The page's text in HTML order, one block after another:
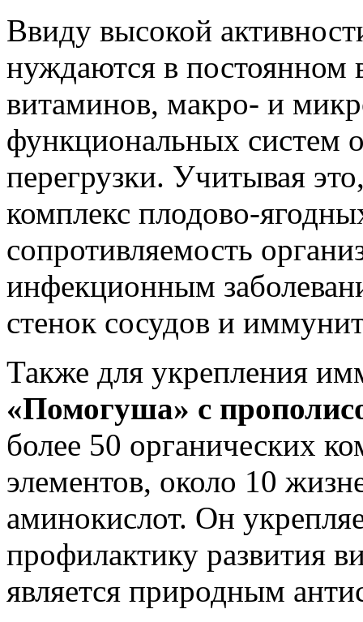
Ввиду высокой
нуждаются в постоянном
витаминов, макро- и
функциональных систем
перегрузки. Учитывая
комплекс плодово-
сопротивляемость
инфекционным
стенок сосудов и
Также для укрепления
«Помогуша» с
более 50 органических
элементов, около 10
аминокислот. Он
профилактику развития
является природным